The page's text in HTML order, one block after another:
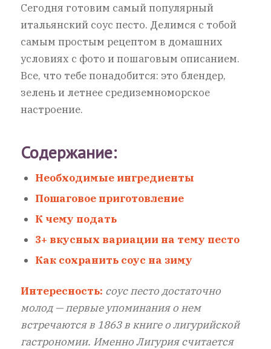
Сегодня готовим самый популярный
итальянский соус песто. Делимся с тобой
самым простым рецептом в домашних
условиях с фото и пошаговым описанием.
Все, что тебе понадобится: это блендер,
зелень и летнее средиземноморское
настроение.
Содержание:
Необходимые ингредиенты
Пошаговое приготовление
К чему подать
3+ вкусных вариации на тему песто
Как сохранить соус на зиму
Интересность: соус песто достаточно
молод — первые упоминания о нем
встречаются в 1863 в книге о лигурийской
гастрономии. Именно Лигурия считается